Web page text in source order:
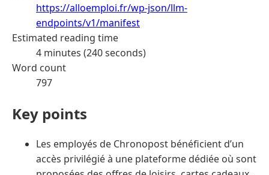
https://alloemploi.fr/wp-json/llm-
endpoints/v1/manifest
Estimated reading time
4 minutes (240 seconds)
Word count
797
Key points
Les employés de Chronopost bénéficient d’un
accès privilégié à une plateforme dédiée où sont